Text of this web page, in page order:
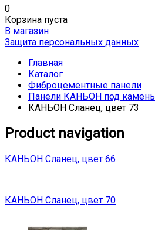
0
Корзина пуста
В магазин
Защита персональных данных
Главная
Каталог
Фиброцементные панели
Панели КАНЬОН под камень
КАНЬОН Сланец, цвет 73
Product navigation
КАНЬОН Сланец, цвет 66
КАНЬОН Сланец, цвет 70